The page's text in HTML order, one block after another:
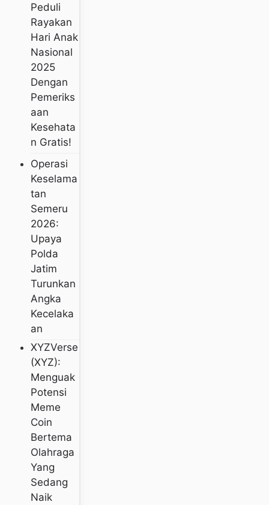
Peduli
Rayakan
Hari Anak
Nasional
2025
Dengan
Pemeriks
Aan
Kesehata
N Gratis!
Operasi
Keselama
Tan
Semeru
2026:
Upaya
Polda
Jatim
Turunkan
Angka
Kecelaka
An
XYZVerse
(XYZ):
Menguak
Potensi
Meme
Coin
Bertema
Olahraga
Yang
Sedang
Naik